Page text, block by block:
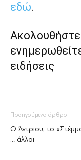
εδώ.
ειδήσεις
Προηγούμενο άρθρο
Ο Άντριου, το
… άλλοι